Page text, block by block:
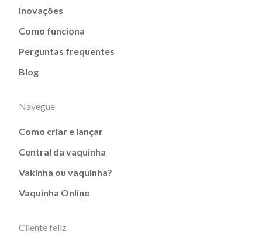
Inovações
Como funciona
Perguntas frequentes
Blog
Navegue
Como criar e lançar
Central da vaquinha
Vakinha ou vaquinha?
Vaquinha Online
Cliente feliz